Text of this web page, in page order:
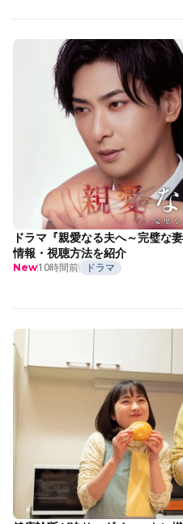
ドラマ『親愛なる夫へ～完璧な
情報・視聴方法を紹介
New10時間前 ドラマ